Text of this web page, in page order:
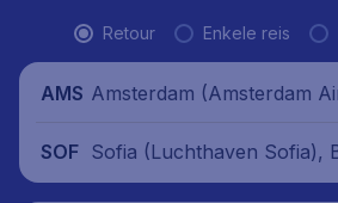
Retour Enkele reis
AMS Amsterdam (Amsterdam
SOF Sofia (Luchthaven Sofia),